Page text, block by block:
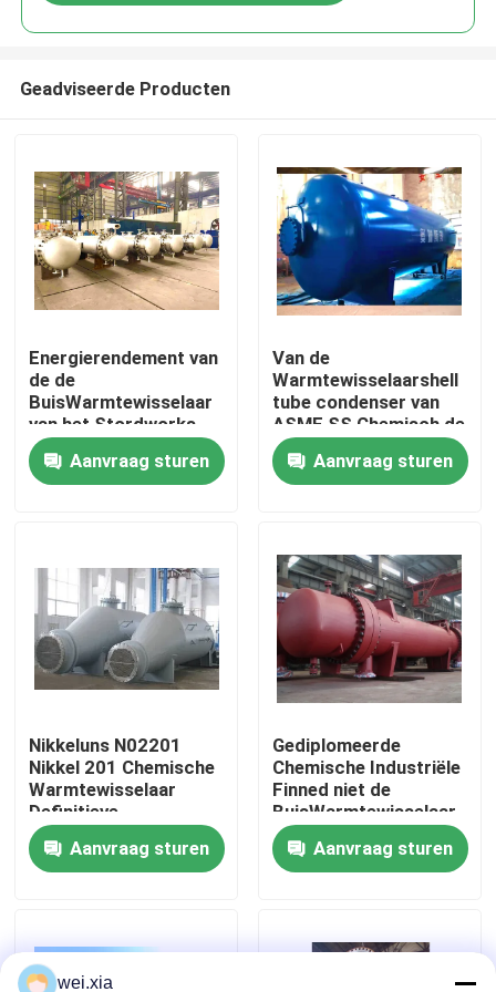
Thuis
Producten
Video's
Fabriekstocht
Neem contact met ons op
Nieuws
AAC-Autoclaaf
Geadviseerde Producten
Energierendement van
de de
BuisWarmtewisselaar
van het Stordworks
het Industriële
Roestvrije staal
Aanvraag sturen
Van de
Warmtewisselaarshell
tube condenser van
ASME SS Chemisch de
corrosiebewijs
Aanvraag sturen
Nikkeluns N02201
Nikkel 201 Chemische
Warmtewisselaar
Definitieve
Concentrator
Verwarmde
Evaporator
Aanvraag sturen
Gediplomeerde
Chemische Industriële
Finned niet de
BuisWarmtewisselaar
die van ISO roesten
Aanvraag sturen
wei.xia